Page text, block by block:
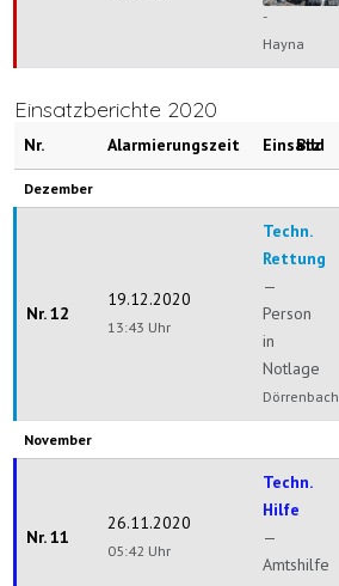
-
Hayna
Einsatzberichte 2020
Nr. Alarmierungszeit Einsatz
Bild
Dezember
Nr. 12
19.12.2020
13:43 Uhr
Techn.
Rettung
—
Person
in
Notlage
Dörrenbach
November
Nr. 11
26.11.2020
05:42 Uhr
Techn.
Hilfe
—
Amtshilfe